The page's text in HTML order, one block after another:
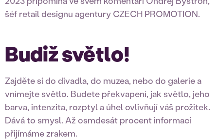
šéf retail designu agentury CZECH PROMOTION.
Budiž světlo!
Zajděte si do divadla, do muzea, nebo do galerie a
vnímejte světlo. Budete překvapení, jak světlo, jeho
barva, intenzita, rozptyl a úhel ovlivňují váš prožitek.
Dává to smysl. Až osmdesát procent informací
přijímáme zrakem.